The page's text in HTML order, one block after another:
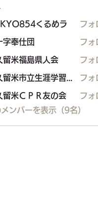
くるめラ フォ
字奉仕団 フォ
福島県人会
留米福島県人会 フォ
フォ
留米ＣＰＲ友の会
フォ
ンバーを表示（9名）